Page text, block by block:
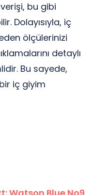
bu gibi
Dolayısıyla, iç
ölçülerinizi
detaylı
Bu sayede,
iç giyim